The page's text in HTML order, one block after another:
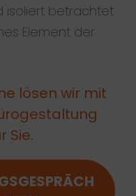
isoliert betrachtet
Element der
lösen wir mit
Sie.